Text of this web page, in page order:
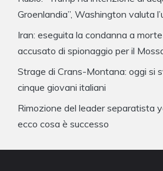
Groenlandia”, Washington valuta
Iran: eseguita la condanna a
accusato di spionaggio per il
Strage di Crans-Montana: oggi si
cinque giovani italiani
Rimozione del leader separatista
ecco cosa è successo